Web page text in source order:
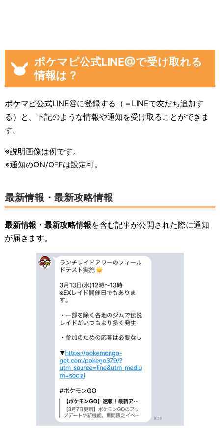
ポケマピ公式LINE@で受け取れる
情報は？
ポケマピ公式LINE@に登録する（＝LINEで友だち追加す
る）と、下記のような情報や通知を受け取ることができま
す。
※説明画像は例です。
※通知のON/OFFは設定可。
最新情報・最新攻略情報
最新情報・最新攻略情報を含む記事が公開された際に通知
が届きます。